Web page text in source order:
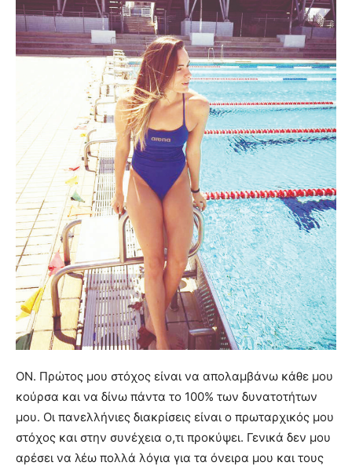
ΟΝ. Πρώτος μου στόχος είναι να απολαμβάνω κάθε μου
κούρσα και να δίνω πάντα το 100% των δυνατοτήτων
μου. Οι πανελλήνιες διακρίσεις είναι ο πρωταρχικός μου
στόχος και στην συνέχεια ο,τι προκύψει. Γενικά δεν μου
αρέσει να λέω πολλά λόγια για τα όνειρα μου και τους